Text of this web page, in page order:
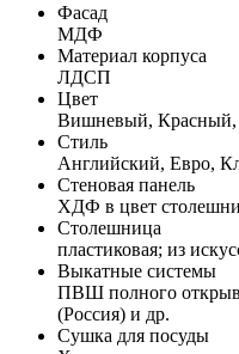
Фасад
МДФ
Материал корпуса
ЛДСП
Цвет
Вишневый,
Стиль
Английский, Евро,
Стеновая панель
ХДФ в цвет
Столешница
пластиковая; из
Выкатные системы
ПВШ полного
(Россия) и др.
Сушка для посуды